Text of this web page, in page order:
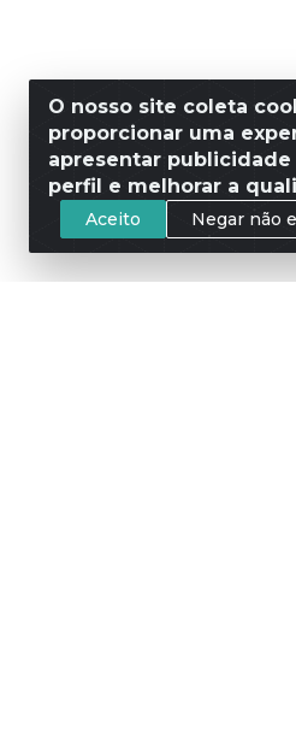
O nosso site coleta
proporcionar uma
apresentar
perfil e melhorar a
Aceito Negar não